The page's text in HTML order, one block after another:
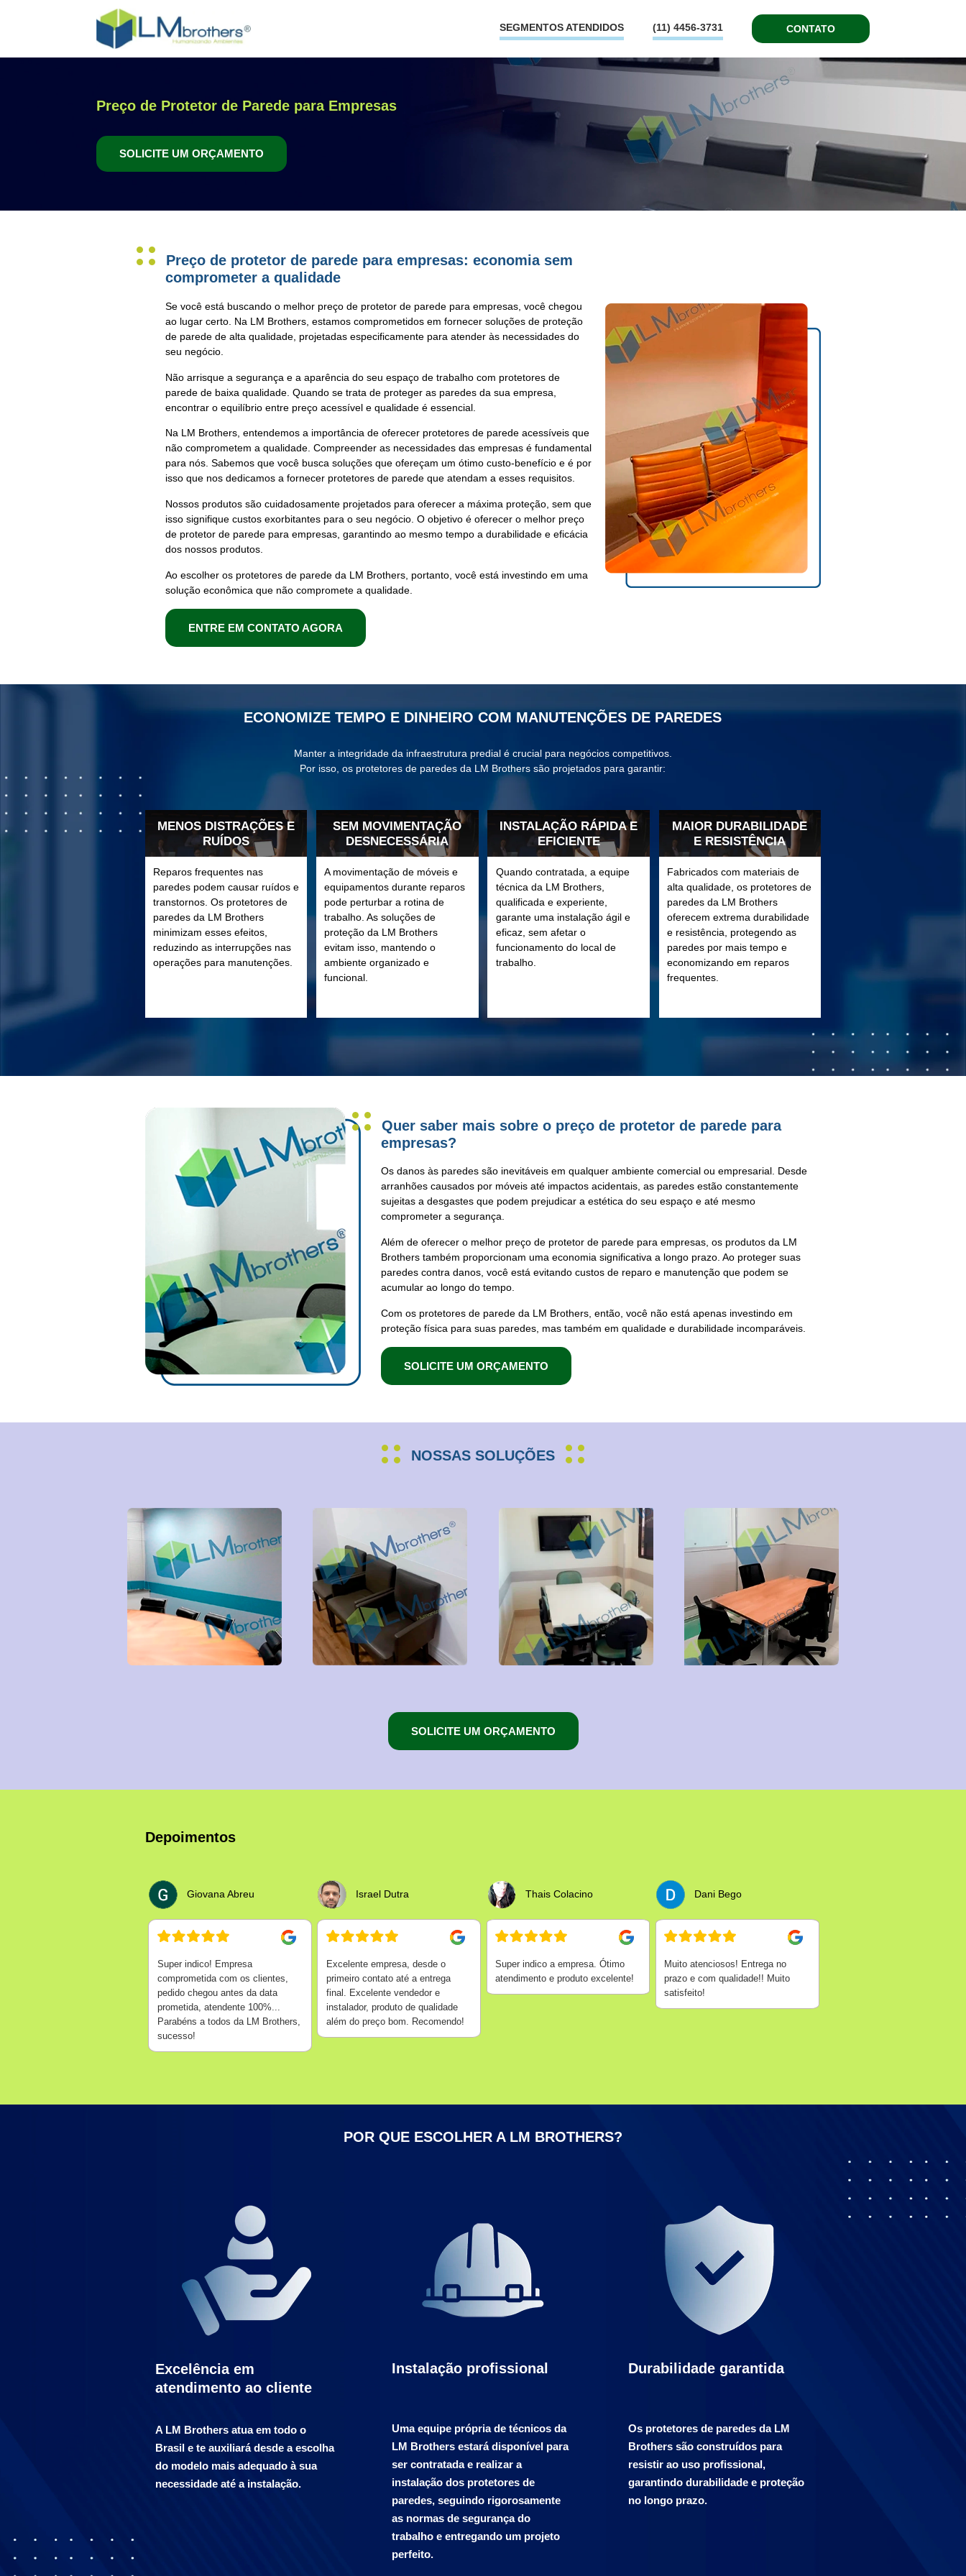
SEGMENTOS ATENDIDOS (11) 4456-3731 CONTATO
Preço de Protetor de Parede para Empresas
SOLICITE UM ORÇAMENTO
Preço de protetor de parede para empresas: economia sem
comprometer a qualidade
Se você está buscando o melhor preço de protetor de parede para empresas, você chegou
ao lugar certo. Na LM Brothers, estamos comprometidos em fornecer soluções de proteção
de paredede alta qualidade, projetadas especificamente para atender às necessidades do
seu negócio.
Não arrisque a segurança e a aparência do seu espaço de trabalho com protetores de
paredede baixa qualidade. Quando se trata de protegeras paredesda sua empresa
encontrar o equilíbrio entre preçoacessível e qualidade é essencial.
Na LM Brothers, entendemos a importância de oferecer protetores de paredeacessíveis que
não comprometem a qualidade. Compreender as necessidades das empresasé fundamental
para nós. Sabemos que você busca soluções que ofereçam um ótimo custo-benefício e é por
isso que nos dedicamos a fornecer protetores de paredeque atendam a esses requisitos.
Nossos produtos são cuidadosamente projetados para oferecer a máxima proteção, sem que
isso signifique custos exorbitantes para o seu negócio. O objetivo é oferecer o melhor preço
de protetor de parede para empresas, garantindo ao mesmo tempo a durabilidade e eficácia
dos nossos produtos.
Ao escolher os protetores de parededa LM Brothers, portanto, você está investindo em uma
solução econômica que não compromete a qualidade.
ENTRE EM CONTATO AGORA
ECONOMIZE TEMPO E DINHEIRO COM MANUTENÇÕES DE PAREDES
Manter a integridade da infraestrutura predial é crucial para negócios competitivos.
Por isso, os protetores de paredes da LM Brothers são projetados para garantir:
MENOS DISTRAÇÕES E
RUÍDOS
Reparos frequentes nas
paredes podem causar ruídos e
transtornos. Os protetores de
paredes da LM Brothers
minimizam esses efeitos,
reduzindo as interrupções nas
operações para manutenções.
SEM MOVIMENTAÇÃO
DESNECESSÁRIA
A movimentação de móveis e
equipamentos durante reparos
pode perturbar a rotina de
trabalho. As soluções de
proteção da LM Brothers
evitam isso, mantendo o
ambiente organizado e
funcional.
INSTALAÇÃO RÁPIDA E
EFICIENTE
Quando contratada, a equipe
técnica da LM Brothers,
qualificada e experiente,
garante uma instalação ágil e
eficaz, sem afetar o
funcionamento do local de
trabalho.
MAIOR DURABILIDADE
E RESISTÊNCIA
Fabricados com materiais de
alta qualidade, os protetores de
paredes da LM Brothers
oferecem extrema durabilidade
e resistência, protegendo as
paredes por mais tempo e
economizando em reparos
frequentes.
Quer saber mais sobre o preço de protetor de parede para
empresas?
Os danos às paredessão inevitáveis em qualquer ambiente comercial ou empresarial. Desde
arranhões causados por móveis até impactos acidentais, as paredesestão constantemente
sujeitas a desgastes que podem prejudicar a estética do seu espaço e até mesmo
comprometer a segurança.
Além de oferecer o melhor preço de protetor de parede para empresas, os produtos da LM
Brothers também proporcionam uma economia significativa a longo prazo. Ao protegersuas
paredescontra danos, você está evitando custos de reparo e manutenção que podem se
acumular ao longo do tempo.
Com os protetores de parededa LM Brothers, então, você não está apenas investindo em
proteçãofísica para suas paredes, mas também em qualidade e durabilidade incomparáveis.
SOLICITE UM ORÇAMENTO
NOSSAS SOLUÇÕES
SOLICITE UM ORÇAMENTO
Depoimentos
Giovana Abreu
Super indico! Empresa
comprometida com os clientes,
pedido chegou antes da data
prometida, atendente 100%...
Parabéns a todos da LM Brothers,
sucesso!
Israel Dutra
Excelente empresa, desde o
primeiro contato até a entrega
final. Excelente vendedor e
instalador, produto de qualidade
além do preço bom. Recomendo!
Thais Colacino
Super indico a empresa. Ótimo
atendimento e produto excelente!
Dani Bego
Muito atenciosos! Entrega no
prazo e com qualidade!! Muito
satisfeito!
POR QUE ESCOLHER A LM BROTHERS?
Excelência em
atendimento ao cliente
A LM Brothers atua em todo o
Brasil e te auxiliará desde a escolha
do modelo mais adequado à sua
necessidade até a instalação.
Instalação profissional
Uma equipe própria de técnicos da
LM Brothers estará disponível para
ser contratada e realizar a
instalação dos protetores de
paredes, seguindo rigorosamente
as normas de segurança do
trabalho e entregando um projeto
perfeito.
Durabilidade garantida
Os protetores de paredes da LM
Brothers são construídos para
resistir ao uso profissional,
garantindo durabilidade e proteção
no longo prazo.